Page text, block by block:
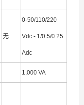
无
0-50/110/220
Vdc - 1/0.5/0.25
Adc
1,000 VA